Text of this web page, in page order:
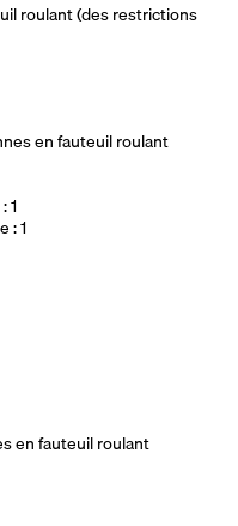
roulant (des restrictions
en fauteuil roulant
1
: 1
en fauteuil roulant